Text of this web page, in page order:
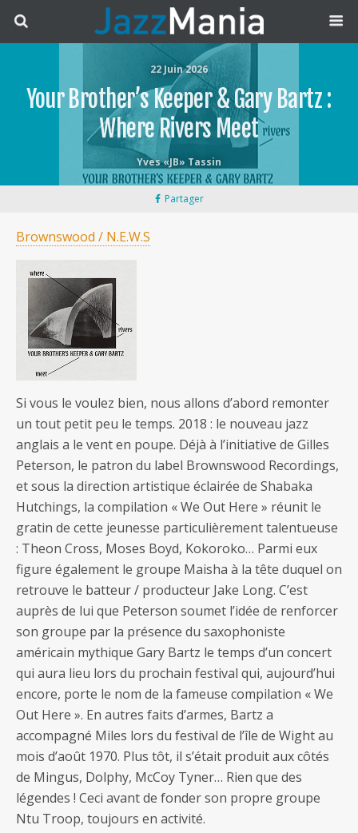
22 Juin 2026
Your Brother’s Keeper & Gary Bartz :
Where Rivers Meet
Yves «JB» Tassin
Partager
Brownswood / N.E.W.S
Si vous le voulez bien, nous allons d’abord remonter
un tout petit peu le temps. 2018 : le nouveau jazz
anglais a le vent en poupe. Déjà à l’initiative de Gilles
Peterson, le patron du label Brownswood Recordings,
et sous la direction artistique éclairée de Shabaka
Hutchings, la compilation « We Out Here » réunit le
gratin de cette jeunesse particulièrement talentueuse
: Theon Cross, Moses Boyd, Kokoroko… Parmi eux
figure également le groupe Maisha à la tête duquel on
retrouve le batteur / producteur Jake Long. C’est
auprès de lui que Peterson soumet l’idée de renforcer
son groupe par la présence du saxophoniste
américain mythique Gary Bartz le temps d’un concert
qui aura lieu lors du prochain festival qui, aujourd’hui
encore, porte le nom de la fameuse compilation « We
Out Here ». En autres faits d’armes, Bartz a
accompagné Miles lors du festival de l’île de Wight au
mois d’août 1970. Plus tôt, il s’était produit aux côtés
de Mingus, Dolphy, McCoy Tyner… Rien que des
légendes ! Ceci avant de fonder son propre groupe
Ntu Troop, toujours en activité.